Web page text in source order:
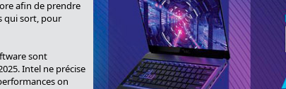
afin de prendre
qui sort, pour
sont
Intel ne précise
on